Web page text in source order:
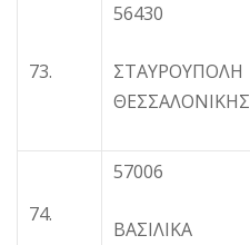
73.
56430
ΣΤΑΥΡΟΥΠΟΛΗ
ΘΕΣΣΑΛΟΝΙΚΗΣ
74.
57006
ΒΑΣΙΛΙΚΑ